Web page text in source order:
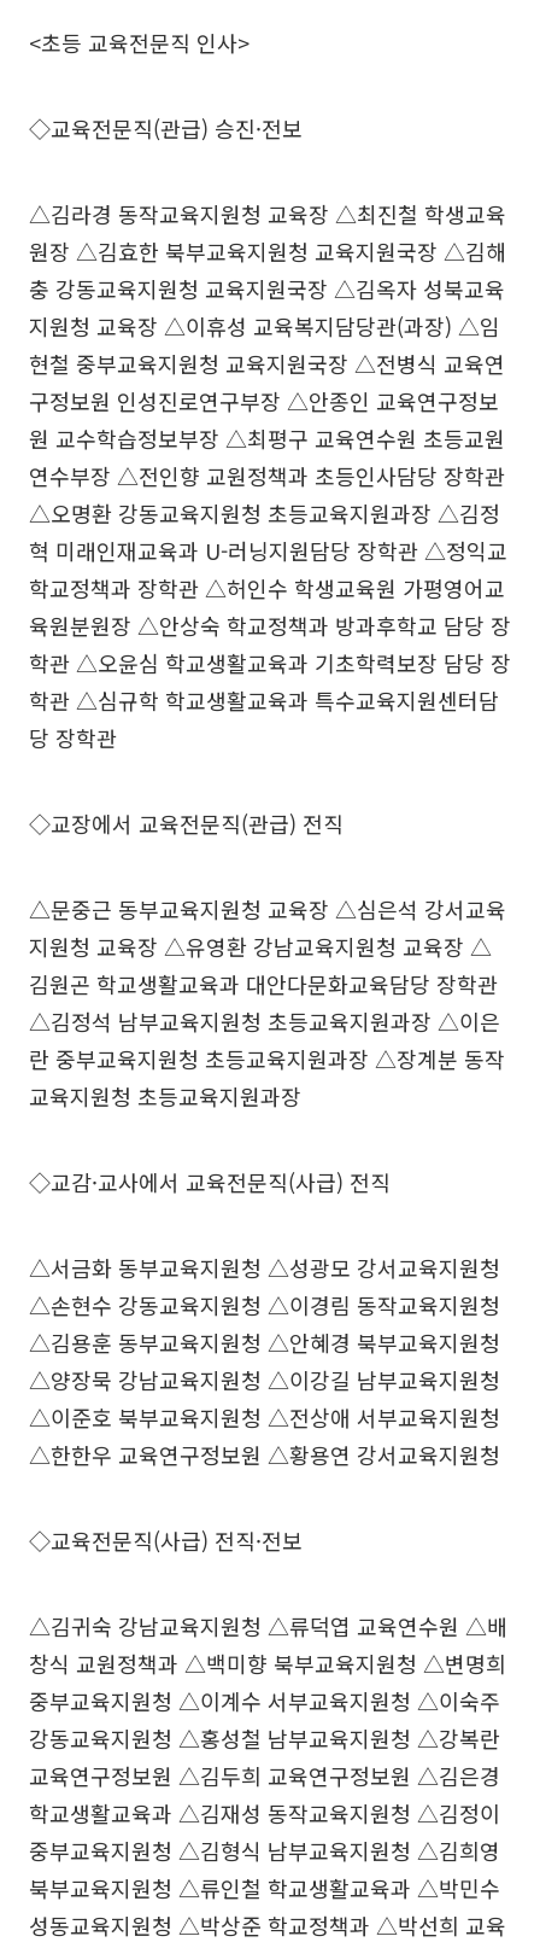
<초등 교육전문직 인사>
◇교육전문직(관급) 승진·전보
△김라경 동작교육지원청 교육장 △최진철 학생교육
원장 △김효한 북부교육지원청 교육지원국장 △김해
충 강동교육지원청 교육지원국장 △김옥자 성북교육
지원청 교육장 △이휴성 교육복지담당관(과장) △임
현철 중부교육지원청 교육지원국장 △전병식 교육연
구정보원 인성진로연구부장 △안종인 교육연구정보
원 교수학습정보부장 △최평구 교육연수원 초등교원
연수부장 △전인향 교원정책과 초등인사담당 장학관
△오명환 강동교육지원청 초등교육지원과장 △김정
혁 미래인재교육과 U-러닝지원담당 장학관 △정익교
학교정책과 장학관 △허인수 학생교육원 가평영어교
육원분원장 △안상숙 학교정책과 방과후학교 담당 장
학관 △오윤심 학교생활교육과 기초학력보장 담당 장
학관 △심규학 학교생활교육과 특수교육지원센터담
당 장학관
◇교장에서 교육전문직(관급) 전직
△문중근 동부교육지원청 교육장 △심은석 강서교육
지원청 교육장 △유영환 강남교육지원청 교육장 △
김원곤 학교생활교육과 대안다문화교육담당 장학관
△김정석 남부교육지원청 초등교육지원과장 △이은
란 중부교육지원청 초등교육지원과장 △장계분 동작
교육지원청 초등교육지원과장
◇교감·교사에서 교육전문직(사급) 전직
△서금화 동부교육지원청 △성광모 강서교육지원청
△손현수 강동교육지원청 △이경림 동작교육지원청
△김용훈 동부교육지원청 △안혜경 북부교육지원청
△양장묵 강남교육지원청 △이강길 남부교육지원청
△이준호 북부교육지원청 △전상애 서부교육지원청
△한한우 교육연구정보원 △황용연 강서교육지원청
◇교육전문직(사급) 전직·전보
△김귀숙 강남교육지원청 △류덕엽 교육연수원 △배
창식 교원정책과 △백미향 북부교육지원청 △변명희
중부교육지원청 △이계수 서부교육지원청 △이숙주
강동교육지원청 △홍성철 남부교육지원청 △강복란
교육연구정보원 △김두희 교육연구정보원 △김은경
학교생활교육과 △김재성 동작교육지원청 △김정이
중부교육지원청 △김형식 남부교육지원청 △김희영
북부교육지원청 △류인철 학교생활교육과 △박민수
성동교육지원청 △박상준 학교정책과 △박선희 교육